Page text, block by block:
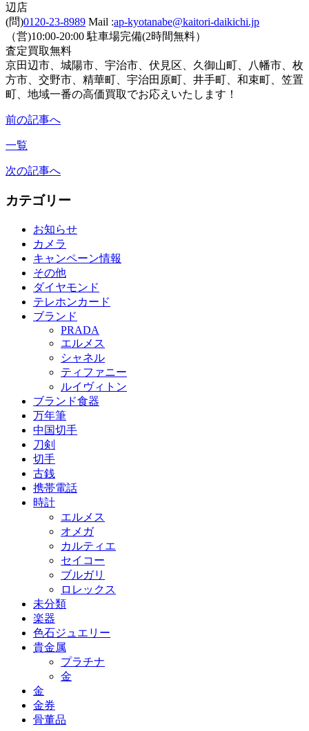
辺店
(問)0120-23-8989 Mail :ap-kyotanabe@kaitori-daikichi.jp
（営)10:00-20:00 駐車場完備(2時間無料）
査定買取無料
京田辺市、城陽市、宇治市、伏見区、久御山町、八幡市、枚
方市、交野市、精華町、宇治田原町、井手町、和束町、笠置
町、地域一番の高価買取でお応えいたします！
前の記事へ
一覧
次の記事へ
カテゴリー
お知らせ
カメラ
キャンペーン情報
その他
ダイヤモンド
テレホンカード
ブランド
PRADA
エルメス
シャネル
ティファニー
ルイヴィトン
ブランド食器
万年筆
中国切手
刀剣
切手
古銭
携帯電話
時計
エルメス
オメガ
カルティエ
セイコー
ブルガリ
ロレックス
未分類
楽器
色石ジュエリー
貴金属
プラチナ
金
金
金券
骨董品